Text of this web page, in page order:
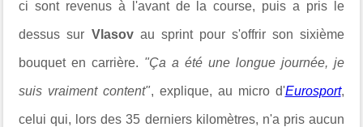
ci sont revenus à l'avant de la course, puis a pris le
dessus sur Vlasovau sprint pour s'offrir son sixième
bouquet en carrière. "Ça a été une longue journée, je
suis vraiment content", explique, au micro d'Eurosport,
celui qui, lors des 35 derniers kilomètres, n'a pris aucun